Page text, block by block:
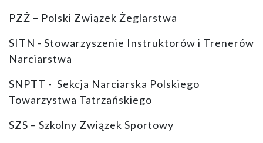
PZŻ – Polski Związek Żeglarstwa
SITN - Stowarzyszenie Instruktorów i Trenerów
Narciarstwa
SNPTT - Sekcja Narciarska Polskiego
Towarzystwa Tatrzańskiego
SZS – Szkolny Związek Sportowy